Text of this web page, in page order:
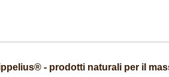
- prodotti naturali per il